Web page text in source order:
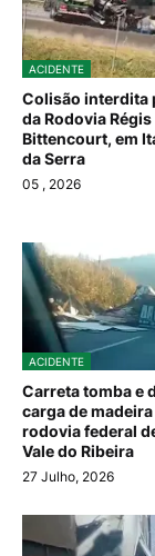
ACIDENTE
Colisão interdita
da Rodovia Régis
Bittencourt, em
da Serra
05 , 2026
ACIDENTE
Carreta tomba e
carga de madeira
rodovia federal
Vale do Ribeira
27 Julho, 2026